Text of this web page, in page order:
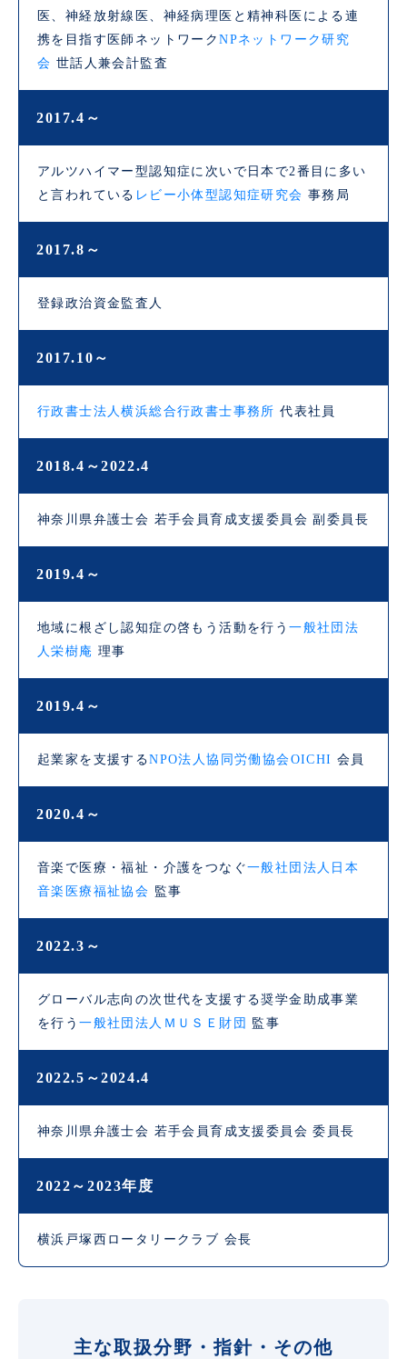
医、神経放射線医、神経病理医と精神科医による連
携を目指す医師ネットワークNPネットワーク研究
会 世話人兼会計監査
2017.4～
アルツハイマー型認知症に次いで日本で2番目に多い
と言われている レビー小体型認知症研究会 事務局
2017.8～
登録政治資金監査人
2017.10～
行政書士法人横浜総合行政書士事務所 代表社員
2018.4～2022.4
神奈川県弁護士会 若手会員育成支援委員会 副委員長
2019.4～
地域に根ざし認知症の啓もう活動を行う一般社団法
人栄樹庵 理事
2019.4～
起業家を支援するNPO法人協同労働協会OICHI 会員
2020.4～
音楽で医療・福祉・介護をつなぐ一般社団法人日本
音楽医療福祉協会 監事
2022.3～
グローバル志向の次世代を支援する奨学金助成事業
を行う一般社団法人ＭＵＳＥ財団 監事
2022.5～2024.4
神奈川県弁護士会 若手会員育成支援委員会 委員長
2022～2023年度
横浜戸塚西ロータリークラブ 会長
主な取扱分野・指針・その他